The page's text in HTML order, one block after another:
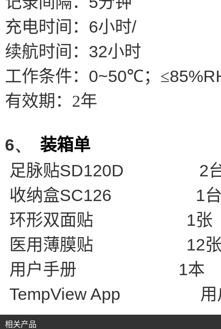
充电时间： 6小时/
续航时间： 32小时
工作条件： 0~50℃；≤
有效期： 2年
6、
装箱单
足脉贴SD120D 2
收纳盒SC126 1
环形双面贴
1张
医用薄膜贴 12
用户手册
1本
TempView App
相关产品